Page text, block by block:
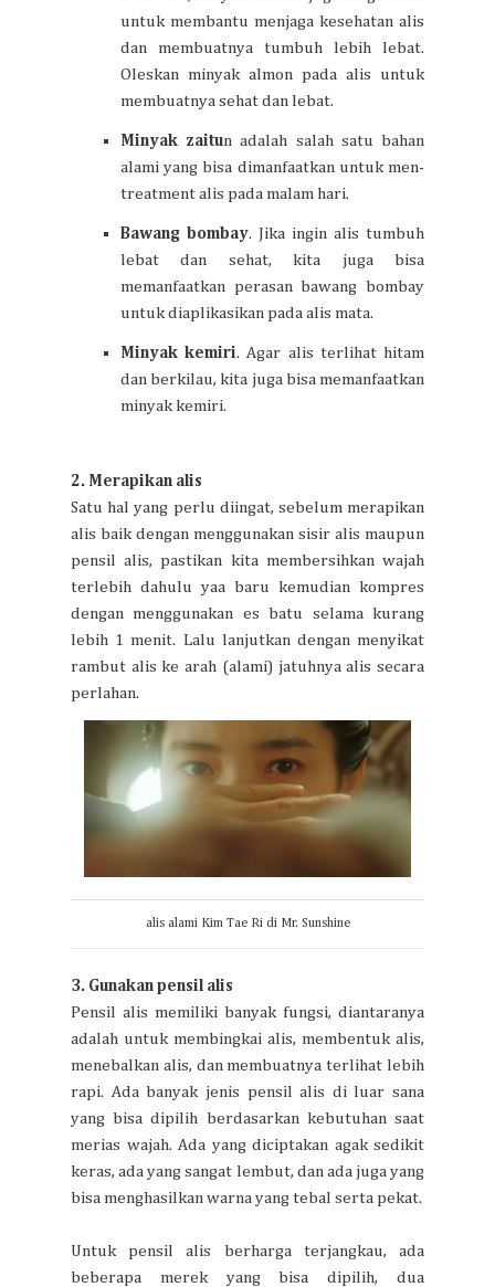
untuk membantu menjaga kesehatan alis
dan membuatnya tumbuh lebih lebat.
Oleskan minyak almon pada alis untuk
membuatnya sehat dan lebat.
Minyak zaitun adalah salah satu bahan
alami yang bisa dimanfaatkan untuk men-
treatment alis pada malam hari.
Bawang bombay. Jika ingin alis tumbuh
lebat dan sehat, kita juga bisa
memanfaatkan perasan bawang bombay
untuk diaplikasikan pada alis mata.
Minyak kemiri. Agar alis terlihat hitam
dan berkilau, kita juga bisa memanfaatkan
minyak kemiri.
2. Merapikan alis
Satu hal yang perlu diingat, sebelum merapikan
alis baik dengan menggunakan sisir alis maupun
pensil alis, pastikan kita membersihkan wajah
terlebih dahulu yaa baru kemudian kompres
dengan menggunakan es batu selama kurang
lebih 1 menit. Lalu lanjutkan dengan menyikat
rambut alis ke arah (alami) jatuhnya alis secara
perlahan.
alis alami Kim Tae Ri di Mr. Sunshine
3. Gunakan pensil alis
Pensil alis memiliki banyak fungsi, diantaranya
adalah untuk membingkai alis, membentuk alis,
menebalkan alis, dan membuatnya terlihat lebih
rapi. Ada banyak jenis pensil alis di luar sana
yang bisa dipilih berdasarkan kebutuhan saat
merias wajah. Ada yang diciptakan agak sedikit
keras, ada yang sangat lembut, dan ada juga yang
bisa menghasilkan warna yang tebal serta pekat.
Untuk pensil alis berharga terjangkau, ada
beberapa merek yang bisa dipilih, dua